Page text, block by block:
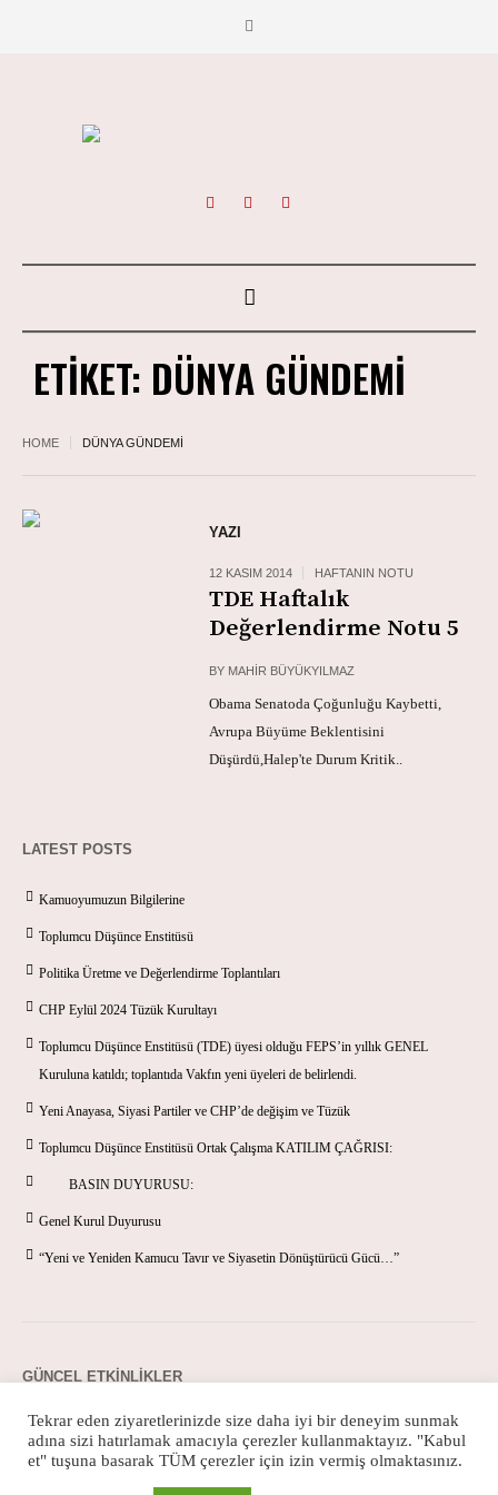
ETIKET: DÜNYA GÜNDEMI
HOME DÜNYA GÜNDEMI
YAZI
12 KASIM 2014 HAFTANIN NOTU
TDE Haftalık
Değerlendirme Notu 5
BY MAHIR BÜYÜKYILMAZ
Obama Senatoda Çoğunluğu Kaybetti,
Avrupa Büyüme Beklentisini
Düşürdü,Halep'te Durum Kritik..
LATEST POSTS
Kamuoyumuzun Bilgilerine
Toplumcu Düşünce Enstitüsü
Politika Üretme ve Değerlendirme Toplantıları
CHP Eylül 2024 Tüzük Kurultayı
Toplumcu Düşünce Enstitüsü (TDE) üyesi olduğu FEPS’in yıllık GENEL
Kuruluna katıldı; toplantıda Vakfın yeni üyeleri de belirlendi.
Yeni Anayasa, Siyasi Partiler ve CHP’de değişim ve Tüzük
Toplumcu Düşünce Enstitüsü Ortak Çalışma KATILIM ÇAĞRISI:
BASIN DUYURUSU:
Genel Kurul Duyurusu
“Yeni ve Yeniden Kamucu Tavır ve Siyasetin Dönüştürücü Gücü…”
GÜNCEL ETKINLIKLER
Tekrar eden ziyaretlerinizde size daha iyi bir deneyim sunmak
adına sizi hatırlamak amacıyla çerezler kullanmaktayız. "Kabul
et" tuşuna basarak TÜM çerezler için izin vermiş olmaktasınız.